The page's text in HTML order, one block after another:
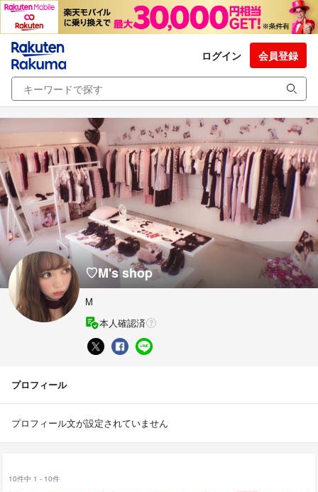
ログイン 会員登録
♡M's shop
M
本人確認済
プロフィール
プロフィール文が設定されていません
10件中 1 - 10件